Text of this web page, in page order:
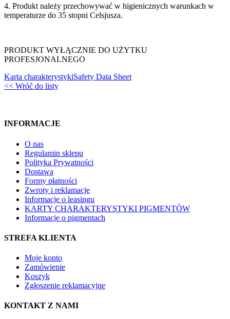
4. Produkt należy przechowywać w higienicznych warunkach w
temperaturze do 35 stopni Celsjusza.
PRODUKT WYŁĄCZNIE DO UŻYTKU
PROFESJONALNEGO
Karta charakterystykiSafety Data Sheet
<< Wróć do listy
INFORMACJE
O nas
Regulamin sklepu
Polityka Prywatności
Dostawa
Formy płatności
Zwroty i reklamacje
Informacje o leasingu
KARTY CHARAKTERYSTYKI PIGMENTÓW
Informacje o pigmentach
STREFA KLIENTA
Moje konto
Zamówienie
Koszyk
Zgłoszenie reklamacyjne
KONTAKT Z NAMI